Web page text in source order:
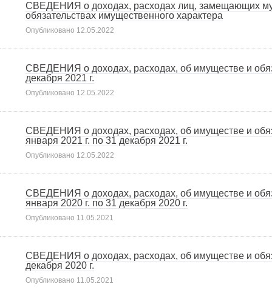
СВЕДЕНИЯ о доходах, расходах лиц, замещающих
обязательствах имущественного характера
Опубликовано 12.05.2022
СВЕДЕНИЯ о доходах, расходах, об имуществе и
декабря 2021 г.
Опубликовано 12.05.2022
СВЕДЕНИЯ о доходах, расходах, об имуществе и
января 2021 г. по 31 декабря 2021 г.
Опубликовано 12.05.2022
СВЕДЕНИЯ о доходах, расходах, об имуществе и
января 2020 г. по 31 декабря 2020 г.
Опубликовано 11.05.2021
СВЕДЕНИЯ о доходах, расходах, об имуществе и
декабря 2020 г.
Опубликовано 11.05.2021